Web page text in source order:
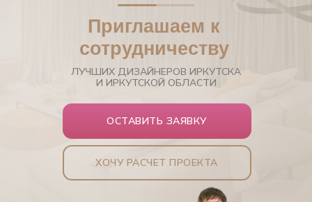
Приглашаем к
сотрудничеству
ЛУЧШИХ ДИЗАЙНЕРОВ ИРКУТСКА
И ИРКУТСКОЙ ОБЛАСТИ
ОСТАВИТЬ ЗАЯВКУ
ХОЧУ РАСЧЕТ ПРОЕКТА